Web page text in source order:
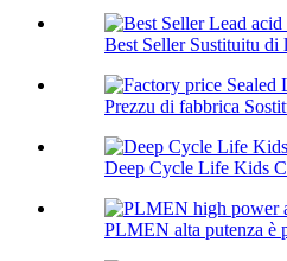
Best Seller Sustituitu
Prezzu di fabbrica
Deep Cycle Life Kids
PLMEN alta putenza è